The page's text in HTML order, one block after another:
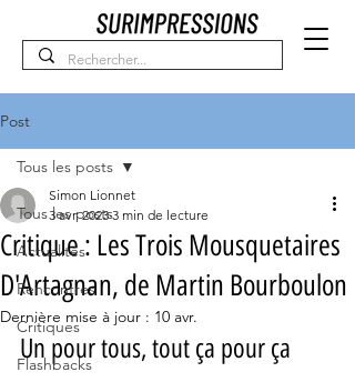
Post
Tous les posts
Actualités
Rencontres
Critiques
Flashbacks
Tous les posts
Critique : Les Trois Mousquetaires
D'Artagnan, de Martin Bourboulon
Simon Lionnet
3 avr. 2023 3 min de lecture
Dernière mise à jour : 10 avr.
Un pour tous, tout ça pour ça